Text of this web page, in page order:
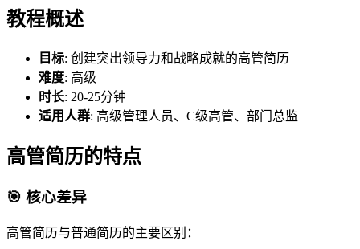
教程概述
目标: 创建突出领导力和战略成就的高管简历
难度: 高级
时长: 20-25分钟
适用人群: 高级管理人员、C级高管、部门总监
高管简历的特点
🎯 核心差异
高管简历与普通简历的主要区别：